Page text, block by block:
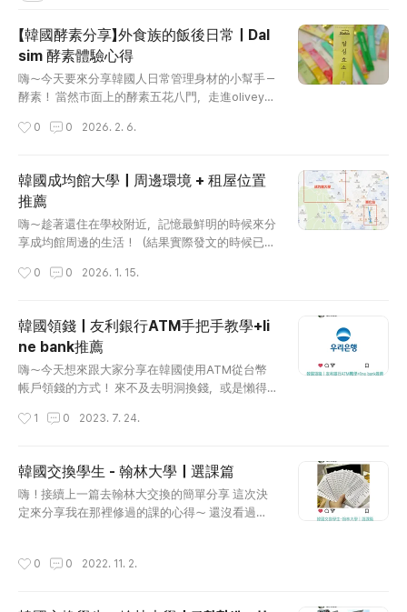
【韓國酵素分享】外食族的飯後日常｜Dal
sim 酵素體驗心得
嗨～今天要來分享韓國人日常管理身材的小幫手－
酵素！ 當然市面上的酵素五花八門，走進oliveyo
XD） 近幾年「韓國酵素」在日常保養中越來越常被
時間不固定的我來說，因為很累或是跟朋友聚餐
就會想要犒賞自己但又會不小心吃得太飽🥹所以
就開始踏上了吃酵素之路！ 我覺得飯後開始吃酵
素之後可以感覺的到食物更快的被消化肚子脹脹
的感覺也會比較快速的緩解！（就算沒有也覺得好
近期體驗的 Dalsim 酵素，不只有超多種口味，而
上的哈密瓜風味（就是那個哈味😎）所以這個哈
密瓜酵素就雀屏中選啦！ 為什麼選擇酵素？其實
一開始根本沒有吃酵素的習慣，但是在韓國待久
了就是會被他們各種流行的東西燒到！（特別是各
種beauty的東東..
0 0 2026. 2. 6.
韓國成均館大學｜周邊環境 + 租屋位置
推薦
嗨～趁著還住在學校附近，記憶最鮮明的時候來分
享成均館周邊的生活！（結果實際發文的時候已經
站但是從地圖上可以看到地鐵站跟學校其實有一
靠近地鐵站就很熱鬧了！不過大家熟悉的大學路
（대학로）－也就是有很多劇場＆音樂劇的地方是
在惠化站的2號出口附近，因此雖然在同個生活
圈，但是離學校走路大概還是有20分鐘左右的距
離呦～學校周邊環境成均館大學其實位於山上，因
誤一般如果住在學校附近的話，會透過後門進出
在哪QQ）在地圖上可以找這間E-mart就可以找到
後門電梯了！ Naver map : 이마트24 성대후문점 正
門前面的這條路算是平路～秋天的時候會有滿滿
的銀杏很漂亮（但加上嗅覺的部分絕對是4D的完
0 0 2026. 1. 15.
韓國領錢｜友利銀行ATM手把手教學+li
ne bank推薦
嗨～今天想來跟大家分享在韓國使用ATM從台幣
帳戶領錢的方式！ 來不及去明洞換錢，或是懶得
韓幣就可以免去這些麻煩了～～！ （當然匯率的
後再決定要怎麼換錢😎） 以下這篇文會以友利銀
行（우리은행）的ATM為主 並且推薦大家用line ba
nk的卡從台幣帳戶領錢！ （雖然他現在回饋改得
很爛，但是至少還是有點line point（遠望其他銀
銀行的帳戶都可以去開通海外提款的功能， 然後
海外提款的時候要記得不是輸入原本的六位數 而
1 0 2023. 7. 24.
韓國交換學生 - 翰林大學｜選課篇
嗨！接續上一篇去翰林大交換的簡單分享 這次決
定來分享我在那裡修過的課的心得～ 還沒看過上
1年去韓國交換的經歷～ 默默的就回來台灣又快過
0 0 2022. 11. 2.